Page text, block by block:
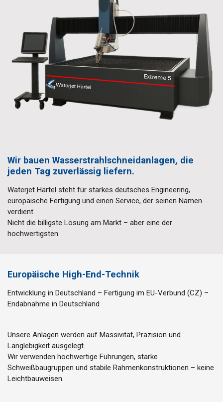
Wir bauen Wasserstrahlschneidanlagen, die
jeden Tag zuverlässig liefern.
Waterjet Härtel steht für starkes deutsches Engineering,
europäische Fertigung und einen Service, der seinen Namen
verdient.
Nicht die billigste Lösung am Markt – aber eine der
hochwertigsten.
Europäische High-End-Technik
Entwicklung in Deutschland – Fertigung im EU-Verbund (CZ) –
Endabnahme in Deutschland
Unsere Anlagen werden auf Massivität, Präzision und
Langlebigkeit ausgelegt.
Wir verwenden hochwertige Führungen, starke
Schweißbaugruppen und stabile Rahmenkonstruktionen – keine
Leichtbauweisen.